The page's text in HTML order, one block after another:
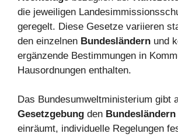
die jeweiligen
geregelt. Diese Gesetze variieren
den einzelnen Bundesländern und
ergänzende Bestimmungen in
Hausordnungen enthalten.
Das Bundesumweltministerium gibt
Gesetzgebung den Bundesländern
einräumt, individuelle Regelungen